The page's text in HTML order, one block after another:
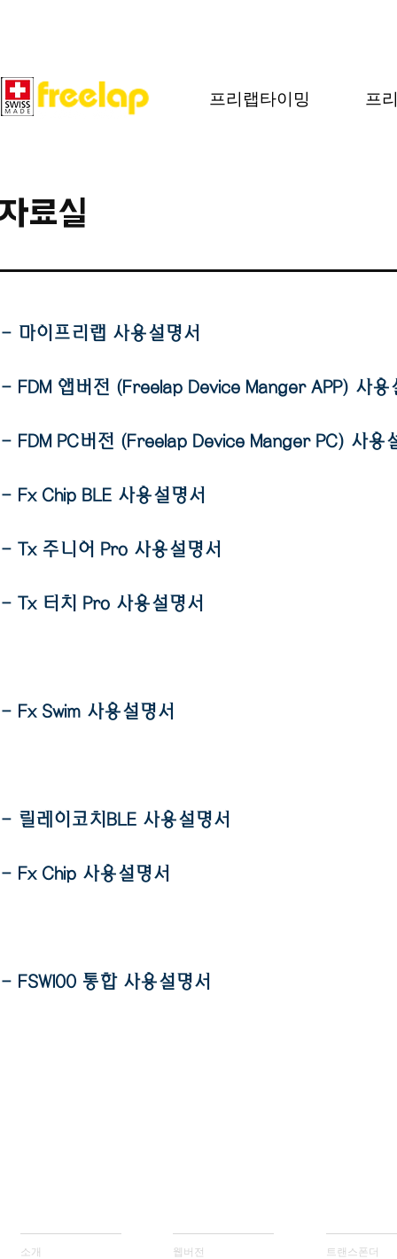
프리랩타이밍 프
자료실
- 마이프리랩 사용설명서
- FDM 앱버전 (Freelap Device Manger APP) 사용
- FDM PC버전 (Freelap Device Manger PC) 사용
- Fx Chip BLE 사용설명서
- Tx 주니어 Pro 사용설명서​
- Tx 터치 Pro 사용설명서
- Fx Swim 사용설명서
- 릴레이코치BLE 사용설명서
- Fx Chip 사용설명서
- FSW100 통합 사용설명서
소개 웹버전 트랜스폰더